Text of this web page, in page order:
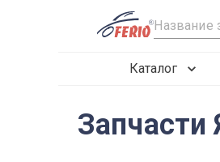
R
Каталог